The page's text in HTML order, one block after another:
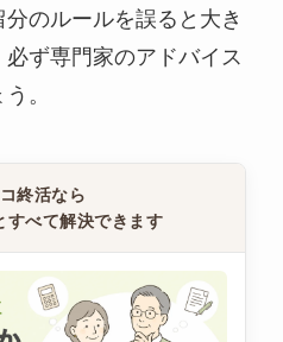
のルールを誤ると大き
ず専門家のアドバイス
。
終活なら
すべて解決できます